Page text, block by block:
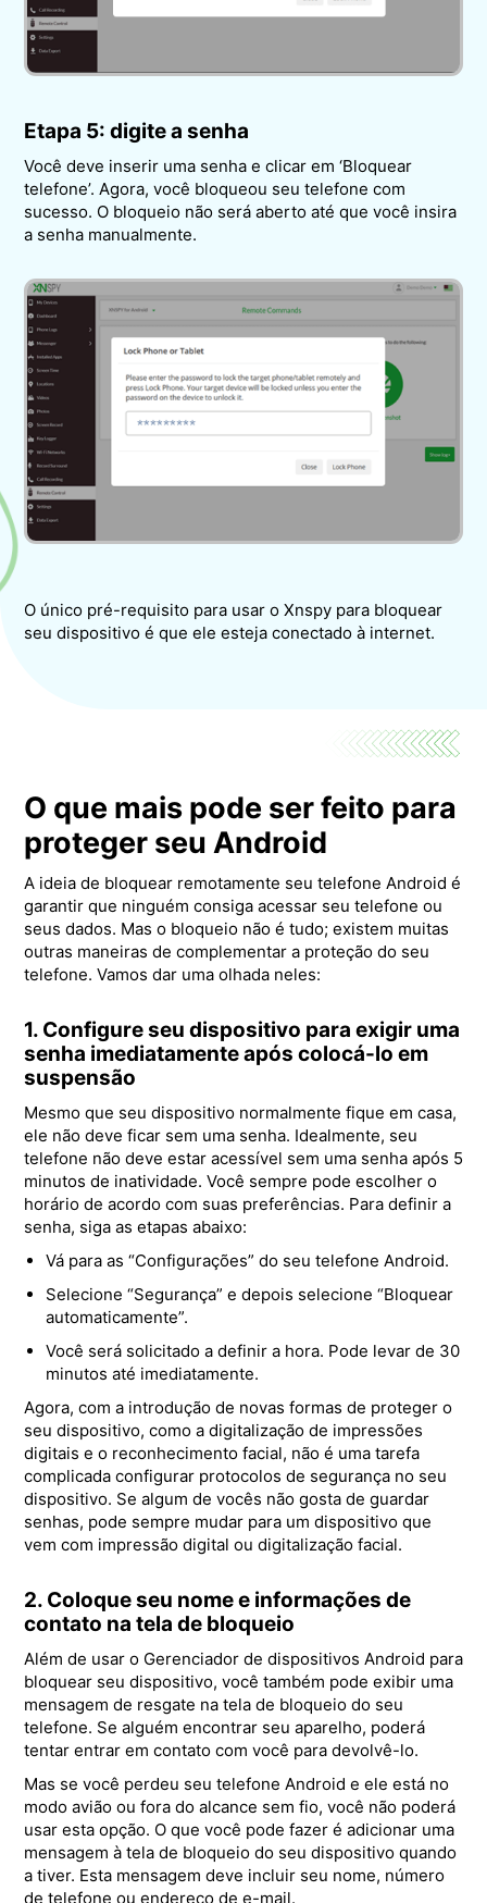
Etapa 5: digite a senha
Você deve inserir uma senha e clicar em ‘Bloquear
telefone’. Agora, você bloqueou seu telefone com
sucesso. O bloqueio não será aberto até que você insira
a senha manualmente.
O único pré-requisito para usar o Xnspy para bloquear
seu dispositivo é que ele esteja conectado à internet.
O que mais pode ser feito para
proteger seu Android
A ideia de bloquear remotamente seu telefone Android é
garantir que ninguém consiga acessar seu telefone ou
seus dados. Mas o bloqueio não é tudo; existem muitas
outras maneiras de complementar a proteção do seu
telefone. Vamos dar uma olhada neles:
1. Configure seu dispositivo para exigir uma
senha imediatamente após colocá-lo em
suspensão
Mesmo que seu dispositivo normalmente fique em casa,
ele não deve ficar sem uma senha. Idealmente, seu
telefone não deve estar acessível sem uma senha após 5
minutos de inatividade. Você sempre pode escolher o
horário de acordo com suas preferências. Para definir a
senha, siga as etapas abaixo:
Vá para as “Configurações” do seu telefone Android.
Selecione “Segurança” e depois selecione “Bloquear
automaticamente”.
Você será solicitado a definir a hora. Pode levar de 30
minutos até imediatamente.
Agora, com a introdução de novas formas de proteger o
seu dispositivo, como a digitalização de impressões
digitais e o reconhecimento facial, não é uma tarefa
complicada configurar protocolos de segurança no seu
dispositivo. Se algum de vocês não gosta de guardar
senhas, pode sempre mudar para um dispositivo que
vem com impressão digital ou digitalização facial.
2. Coloque seu nome e informações de
contato na tela de bloqueio
Além de usar o Gerenciador de dispositivos Android para
bloquear seu dispositivo, você também pode exibir uma
mensagem de resgate na tela de bloqueio do seu
telefone. Se alguém encontrar seu aparelho, poderá
tentar entrar em contato com você para devolvê-lo.
Mas se você perdeu seu telefone Android e ele está no
modo avião ou fora do alcance sem fio, você não poderá
usar esta opção. O que você pode fazer é adicionar uma
mensagem à tela de bloqueio do seu dispositivo quando
a tiver. Esta mensagem deve incluir seu nome, número
de telefone ou endereço de e-mail.